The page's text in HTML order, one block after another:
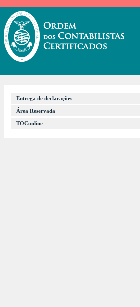
Entrega de declarações
Área Reservada
TOConline